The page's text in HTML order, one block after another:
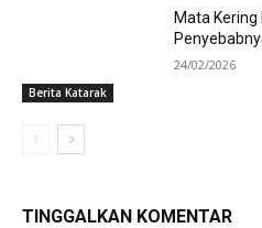
Berita Katarak
Mata Kering
24/02/2026
TINGGALKAN KOMENTAR